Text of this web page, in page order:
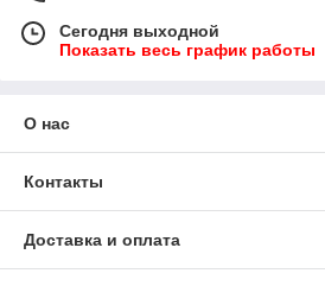
Сегодня выходной
Показать весь график работы
О нас
Контакты
Доставка и оплата